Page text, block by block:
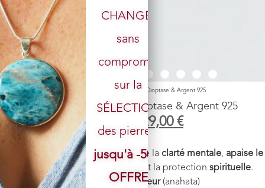
Accueil/Boutique/ Pendentif / Pendentif n°4 Azurite Dioptase & Argent 925
Pendentif n°4 Azurite Dioptase & Argent 925
299,00 € 229,00 €
Pierre :
azurite dioptase
Vertus énergétiques :Favorise la clarté mentale, apaise le
stress
, et renforce l’ et la protection spirituelle.
Chakra : 3ème Oeil (Ajna), Coeur(anahata)
Votre email
CHANGÉ,
sans
compromis
sur la
SÉLECTION
des pierres.
jusqu'à -50%
OFFRE